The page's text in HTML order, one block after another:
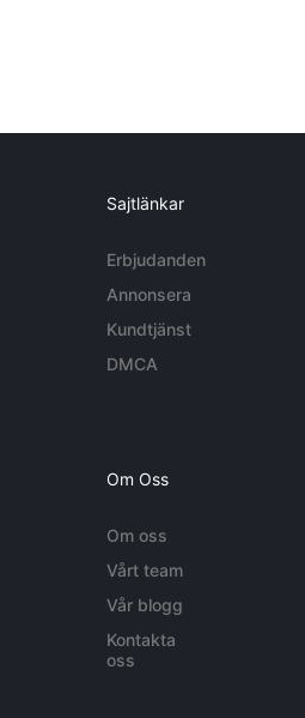
Sajtlänkar
Erbjudanden
Annonsera
Kundtjänst
DMCA
Om Oss
Om oss
Vårt team
Vår blogg
Kontakta
oss